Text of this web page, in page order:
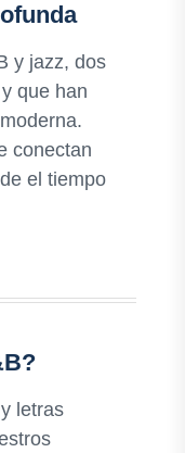
y jazz, dos
que han
conectan
el tiempo
letras